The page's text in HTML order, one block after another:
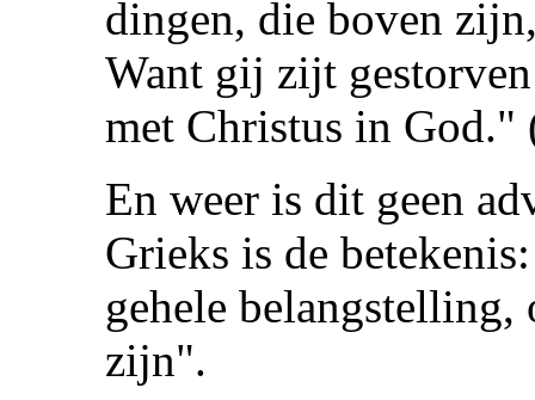
dingen, die boven
Want gij zijt
met Christus in God."
En weer is dit geen
Grieks is de
gehele
zijn".